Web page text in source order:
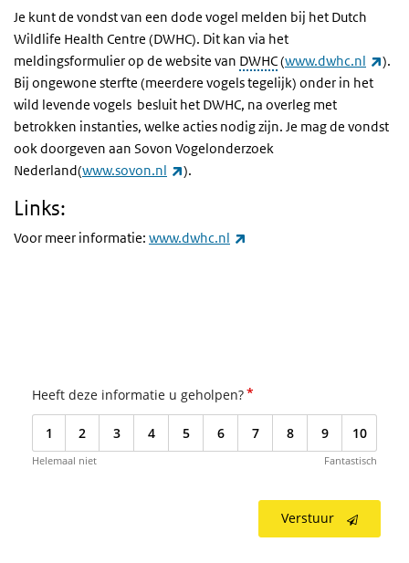
Je kunt de vondst van een dode vogel melden bij het Dutch
Wildlife Health Centre (DWHC). Dit kan via het
meldingsformulier op de website van DWHC(www.dwhc.nl
).
Bij ongewone sterfte (meerdere vogels tegelijk) onder in het
wild levende vogels besluit het DWHC, na overleg met
betrokken instanties, welke acties nodig zijn. Je mag de vondst
ook doorgeven aan Sovon Vogelonderzoek
Nederland(www.sovon.nl (externe link)
).
Links:
Voor meer informatie: www.dwhc.nl
Heeft deze informatie u geholpen?*
1 2 3 4 5 6 7 8 9 10
Helemaal niet Fantastisch
Verstuur